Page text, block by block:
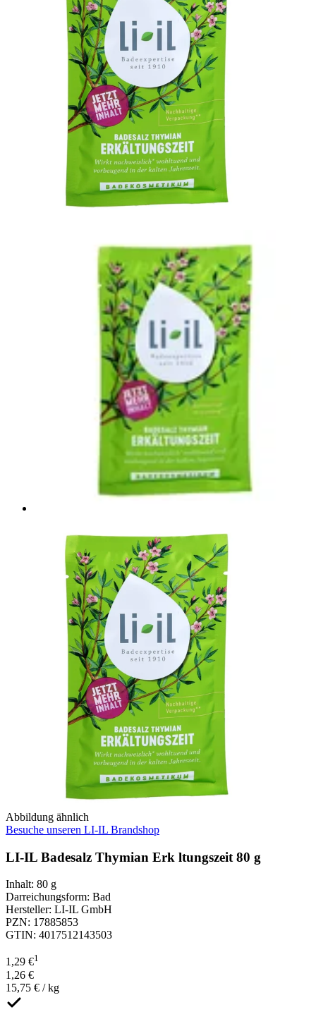
Abbildung ähnlich
Besuche unseren LI-IL Brandshop
LI-IL Badesalz Thymian Erk ltungszeit 80 g
Inhalt: 80 g
Darreichungsform: Bad
Hersteller: LI-IL GmbH
PZN: 17885853
GTIN: 4017512143503
1,29 €1
1,26 €
15,75 € / kg